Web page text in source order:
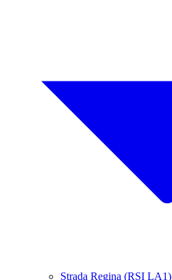
Strada Regina (RSI LA1)